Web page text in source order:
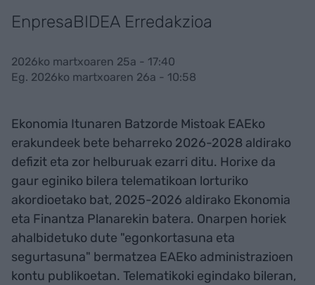
EnpresaBIDEA Erredakzioa
2026ko martxoaren 25a - 17:40
Eg. 2026ko martxoaren 26a - 10:58
Ekonomia Itunaren Batzorde Mistoak EAEko
erakundeek bete beharreko 2026-2028 aldirako
defizit eta zor helburuak ezarri ditu. Horixe da
gaur eginiko bilera telematikoan lorturiko
akordioetako bat, 2025-2026 aldirako Ekonomia
eta Finantza Planarekin batera. Onarpen horiek
ahalbidetuko dute "egonkortasuna eta
segurtasuna" bermatzea EAEko administrazioen
kontu publikoetan. Telematikoki egindako bileran,